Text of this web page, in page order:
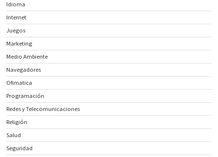
Idioma
Internet
Juegos
Marketing
Medio Ambiente
Navegadores
Ofimatica
Programación
Redes y Telecomunicaciones
Religión
Salud
Seguridad